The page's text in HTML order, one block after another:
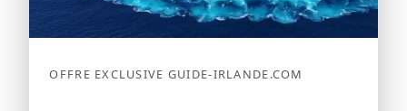
OFFRE EXCLUSIVE GUIDE-IRLANDE.COM